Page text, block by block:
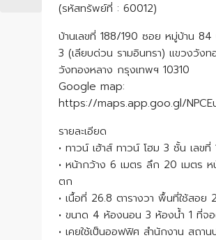
(รหัสทรัพย์ที่ : 60012)
บ้านเลขที่ 188/190 ซอย หมู่บ้าน 84
3 (เลียบด่วน รามอินทรา) แขวงวังท
วังทองหลาง กรุงเทพฯ 10310
Google map:
https://maps.app.goo.gl/
รายละเอียด
• ทาวน์ เฮ้าส์ ทาวน์ โฮม 3 ชั้น เลขที่
• หน้ากว้าง 6 เมตร ลึก 20 เมตร ห
ตก
• เนื้อที่ 26.8 ตารางวา พื้นที่ใช้สอย
• ขนาด 4 ห้องนอน 3 ห้องน้ำ 1 ที่จอ
• เคยใช้เป็นออฟฟิศ สำนักงาน สถา